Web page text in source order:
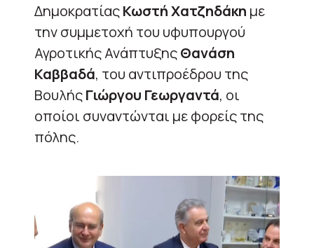
ΔημοκρατίαςΚωστή Χατζηδάκη με
την συμμετοχή του υφυπουργού
Αγροτικής ΑνάπτυξηςΘανάση
Καββαδά, του αντιπροέδρου της
ΒουλήςΓιώργου Γεωργαντά, οι
οποίοι συναντώνται με φορείς της
πόλης.